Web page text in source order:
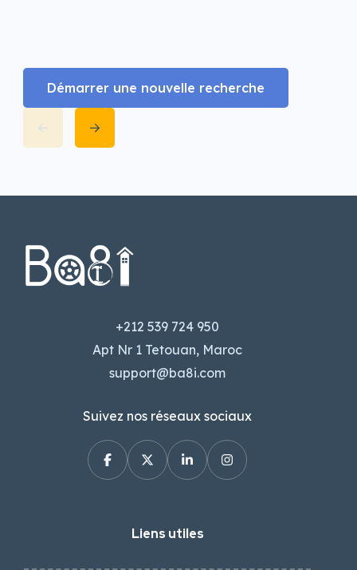
Démarrer une nouvelle recherche
+212 539 724 950
Apt Nr 1 Tetouan, Maroc
support@ba8i.com
Suivez nos réseaux sociaux
Liens utiles